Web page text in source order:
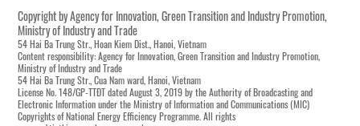
Copyright by Agency for Innovation, Green Transition and Industry Promotion,
Ministry of Industry and Trade
54 Hai Ba Trung Str., Hoan Kiem Dist., Hanoi, Vietnam
Content responsibility: Agency for Innovation, Green Transition and Industry Promotion,
Ministry of Industry and Trade
54 Hai Ba Trung Str., Cua Nam ward, Hanoi, Vietnam
License No. 148/GP-TTĐT dated August 3, 2019 by the Authority of Broadcasting and
Electronic Information under the Ministry of Information and Communications (MIC)
Copyrights of National Energy Efficiency Programme. All rights